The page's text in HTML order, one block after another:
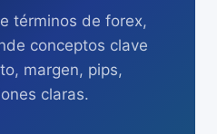
términos de forex,
conceptos clave
margen, pips,
claras.